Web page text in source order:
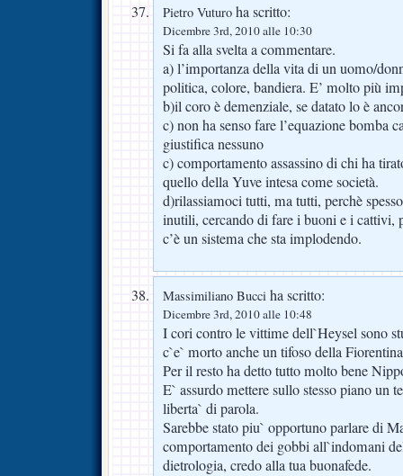
Pietro Vuturo ha scritto:
Dicembre 3rd, 2010 alle 10:30
Si fa alla svelta a commentare.
a) l’importanza della vita di un uomo/
politica, colore, bandiera. E’ molto più
b)il coro è demenziale, se datato lo è
c) non ha senso fare l’equazione bomba
giustifica nessuno
c) comportamento assassino di chi ha
quello della Yuve intesa come società.
d)rilassiamoci tutti, ma tutti, perchè
inutili, cercando di fare i buoni e i cattivi,
c’è un sistema che sta implodendo.
Massimiliano Bucci ha scritto:
Dicembre 3rd, 2010 alle 10:48
I cori contro le vittime dell`Heysel sono
c`e` morto anche un tifoso della
Per il resto ha detto tutto molto bene
E` assurdo mettere sullo stesso piano un
liberta` di parola.
Sarebbe stato piu` opportuno parlare di
comportamento dei gobbi all`indomani
dietrologia, credo alla tua buonafede.